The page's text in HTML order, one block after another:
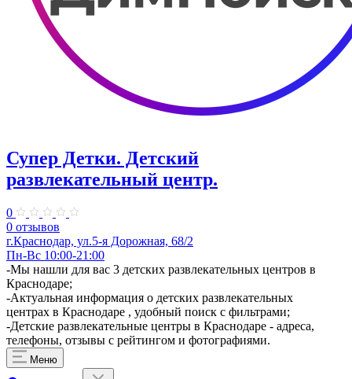
Супер Детки. ​Детский
развлекательный центр.
0
0 отзывов
г.Краснодар, ул.​5-я Дорожная, 68/2
Пн-Вс 10:00-21:00
-Мы нашли для вас 3 детских развлекательных центров в
Краснодаре;
-Актуальная информация о детских развлекательных
центрах в Краснодаре , удобный поиск с фильтрами;
-Детские развлекательные центры в Краснодаре - адреса,
телефоны, отзывы с рейтингом и фотографиями.
Меню